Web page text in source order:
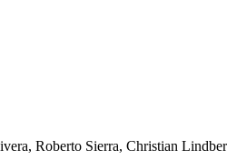
Roberto Sierra, Christian